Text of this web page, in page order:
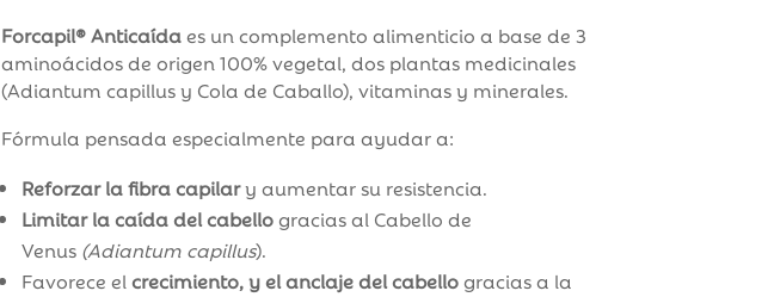
Forcapil® Anticaídaes un complemento alimenticio a base de 3
aminoácidos de origen 100% vegetal, dos plantas medicinales
(Adiantum capillus y Cola de Caballo), vitaminas y minerales.
Fórmula pensada especialmente para ayudar a:
Reforzar la fibra capilary aumentar su resistencia.
Limitar la caída del cabellogracias al Cabello de
Venus (Adiantum capillus).
Favorece el crecimiento, y el anclaje del cabellogracias a la